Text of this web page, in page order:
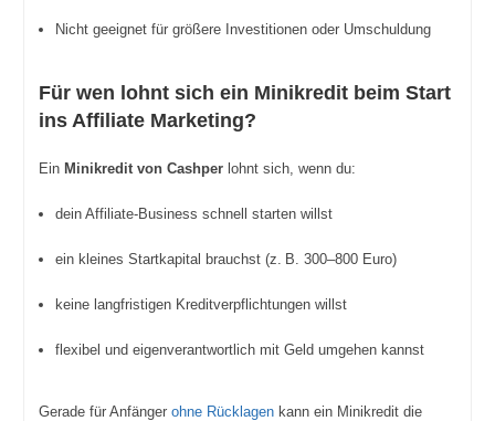
Nicht geeignet für größere Investitionen oder Umschuldung
Für wen lohnt sich ein Minikredit beim Start
ins Affiliate Marketing?
Ein Minikredit von Cashperlohnt sich, wenn du:
dein Affiliate-Business schnell starten willst
ein kleines Startkapital brauchst (z. B. 300–800 Euro)
keine langfristigen Kreditverpflichtungen willst
flexibel und eigenverantwortlich mit Geld umgehen kannst
Gerade für Anfänger ohne Rücklagenkann ein Minikredit die